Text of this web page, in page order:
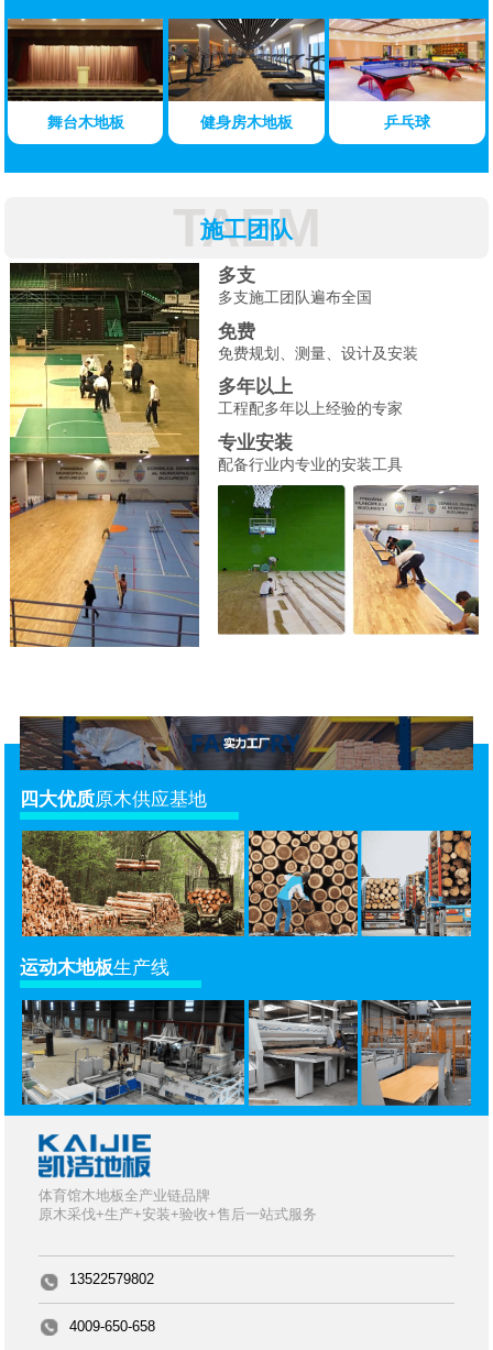
舞台木地板 健身房木地板 乒乓球
TAEM
施工团队
多支
多支施工团队遍布全国
免费
免费规划、测量、设计及安装
多年以上
工程配多年以上经验的专家
专业安装
配备行业内专业的安装工具
四大优质原木供应基地
运动木地板生产线
体育馆木地板全产业链品牌
原木采伐+生产+安装+验收+售后一站式服务
13522579802
4009-650-658